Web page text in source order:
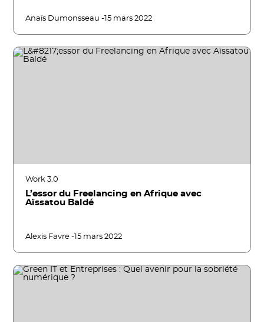
Anaïs Dumonsseau -15 mars 2022
Work 3.0
L’essor du Freelancing en Afrique avec
Aïssatou Baldé
Alexis Favre -15 mars 2022